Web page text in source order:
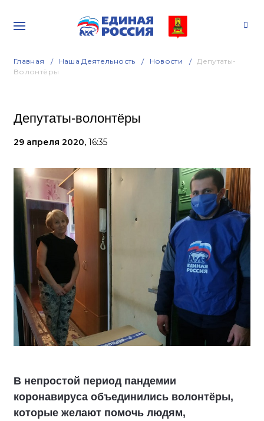
Главная Наша Деятельность Новости
Депутаты-
Волонтёры
Депутаты-волонтёры
29 апреля 2020, 16:35
В непростой период пандемии
коронавируса объединились волонтёры,
которые желают помочь людям,